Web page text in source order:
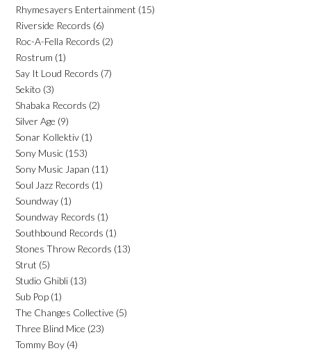
Rhymesayers Entertainment (15)
Riverside Records (6)
Roc-A-Fella Records (2)
Rostrum (1)
Say It Loud Records (7)
Sekito (3)
Shabaka Records (2)
Silver Age (9)
Sonar Kollektiv (1)
Sony Music (153)
Sony Music Japan (11)
Soul Jazz Records (1)
Soundway (1)
Soundway Records (1)
Southbound Records (1)
Stones Throw Records (13)
Strut (5)
Studio Ghibli (13)
Sub Pop (1)
The Changes Collective (5)
Three Blind Mice (23)
Tommy Boy (4)